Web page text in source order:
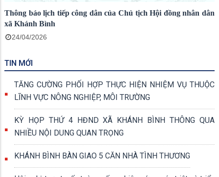
Thông báo lịch tiếp công dân của Chủ tịch Hội đồng nhân dân
xã Khánh Bình
24/04/2026
TIN MỚI
TĂNG CƯỜNG PHỐI HỢP THỰC HIỆN NHIỆM VỤ THUỘC
LĨNH VỰC NÔNG NGHIỆP, MÔI TRƯỜNG
KỲ HỌP THỨ 4 HĐND XÃ KHÁNH BÌNH THÔNG QUA
NHIỀU NỘI DUNG QUAN TRỌNG
KHÁNH BÌNH BÀN GIAO 5 CĂN NHÀ TÌNH THƯƠNG